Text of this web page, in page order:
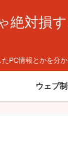
絶対損
PC情報とかを分
ウェブ